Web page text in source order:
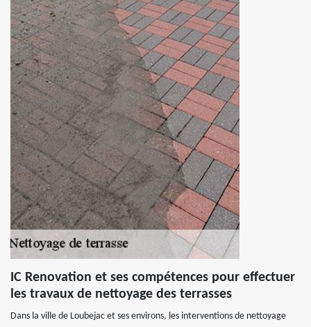
IC Renovation et ses compétences pour effectuer
les travaux de nettoyage des terrasses
Dans la ville de Loubejac et ses environs, les interventions de nettoyage